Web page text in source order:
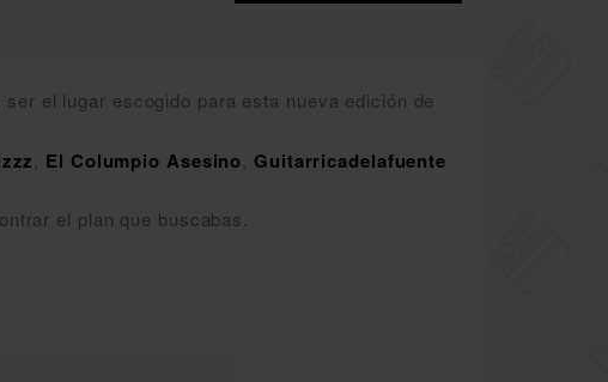
ser el lugar escogido para esta nueva edición de
El Columpio Asesino Guitarricadelafuente
el plan que buscabas.